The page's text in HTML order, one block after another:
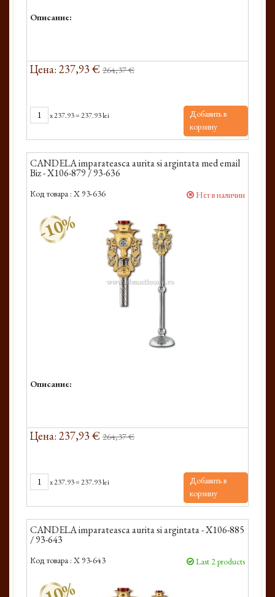
Описание:
Цена: 237,93 € 264,37 €
x237.93=237.93 lei
Добавить в
корзину
CANDELA imparateasca aurita si argintata med email
Biz - X106-879 / 93-636
Код товара : X 93-636 Нет в наличии
-10%
Описание:
Цена: 237,93 € 264,37 €
x237.93=237.93 lei
Добавить в
корзину
CANDELA imparateasca aurita si argintata - X106-885
/ 93-643
Код товара : X 93-643 Last 2 products